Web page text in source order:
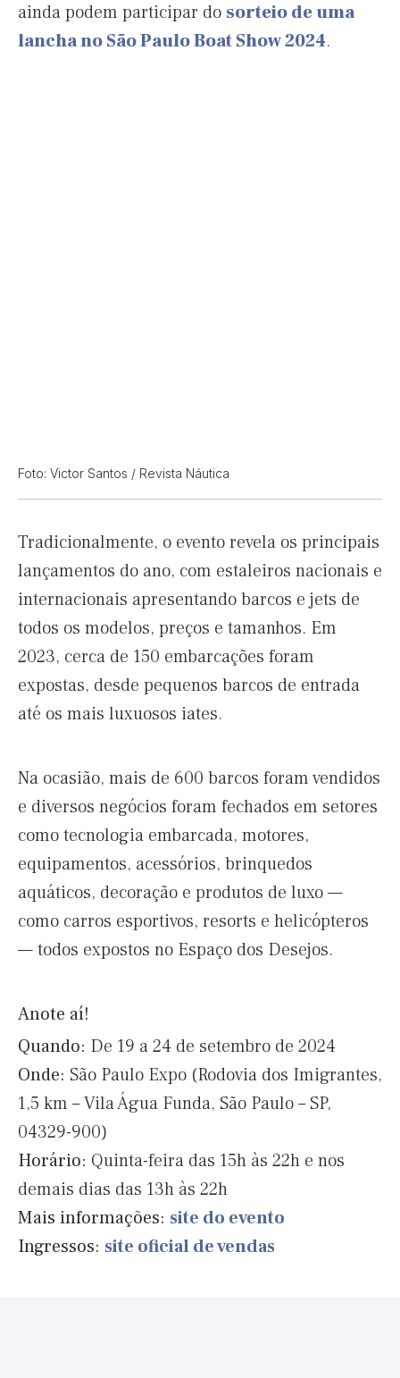
ainda podem participar do sorteio de uma
lancha no São Paulo Boat Show 2024.
Foto: Victor Santos / Revista Náutica
Tradicionalmente, o evento revela os principais
lançamentos do ano, com estaleiros nacionais e
internacionais apresentando barcos e jets de
todos os modelos, preços e tamanhos. Em
2023, cerca de 150 embarcações foram
expostas, desde pequenos barcos de entrada
até os mais luxuosos iates.
Na ocasião, mais de 600 barcos foram vendidos
e diversos negócios foram fechados em setores
como tecnologia embarcada, motores,
equipamentos, acessórios, brinquedos
aquáticos, decoração e produtos de luxo —
como carros esportivos, resorts e helicópteros
— todos expostos no Espaço dos Desejos.
Anote aí!
Quando: De 19 a 24 de setembro de 2024
Onde: São Paulo Expo (Rodovia dos Imigrantes,
1,5 km – Vila Água Funda, São Paulo – SP,
04329-900)
Horário: Quinta-feira das 15h às 22h e nos
demais dias das 13h às 22h
Mais informações: site do evento
Ingressos: site oficial de vendas